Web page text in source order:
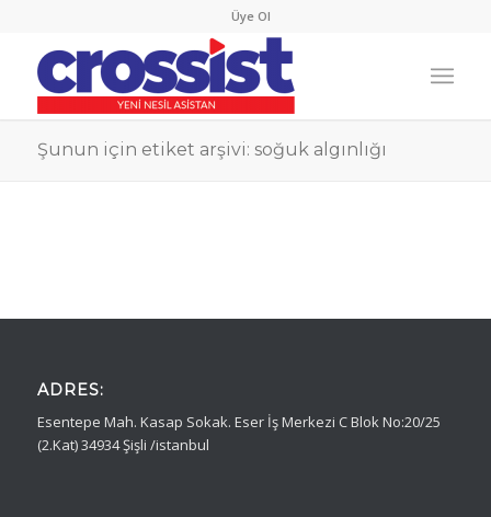
Üye Ol
Şunun için etiket arşivi: soğuk algınlığı
ADRES:
Esentepe Mah. Kasap Sokak. Eser İş Merkezi C Blok No:20/25
(2.Kat) 34934 Şişli /istanbul